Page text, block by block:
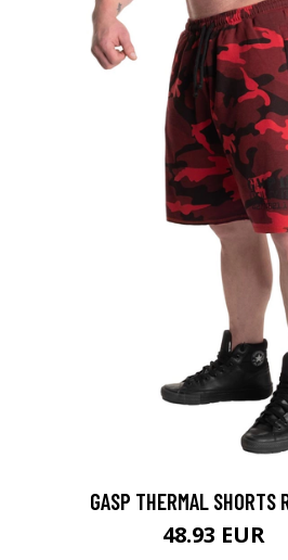
GASP THERMAL SHORTS
48.93 EUR